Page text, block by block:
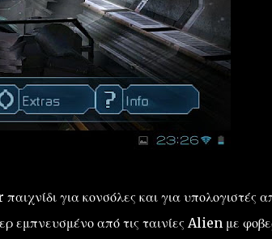
για κονσόλες και για υπολογιστές
εμπνευσμένο από τις ταινίες Alien με